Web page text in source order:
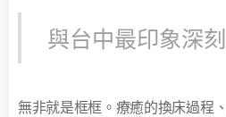
與台中最印象深
無非就是框框。療癒的換床過程